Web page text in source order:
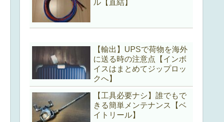
ル【直結】
【輸出】UPSで荷物を海外
に送る時の注意点【インボ
イスはまとめてジップロッ
クへ】
【工具必要ナシ】誰でもで
きる簡単メンテナンス【ベ
イトリール】